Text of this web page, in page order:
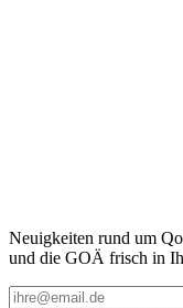
Neuigkeiten rund um
und die GOÄ frisch in